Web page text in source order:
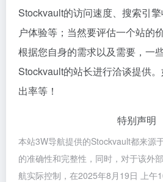
Stockvault的访问速度、搜索引
户体验等；当然要评估一个站的
根据您自身的需求以及需要，一
Stockvault的站长进行洽谈提供
出率等！
特别声明
本站3W导航提供的Stockvault都来源
的准确性和完整性，同时，对于该外
航实际控制，在2025年8月19日 上午